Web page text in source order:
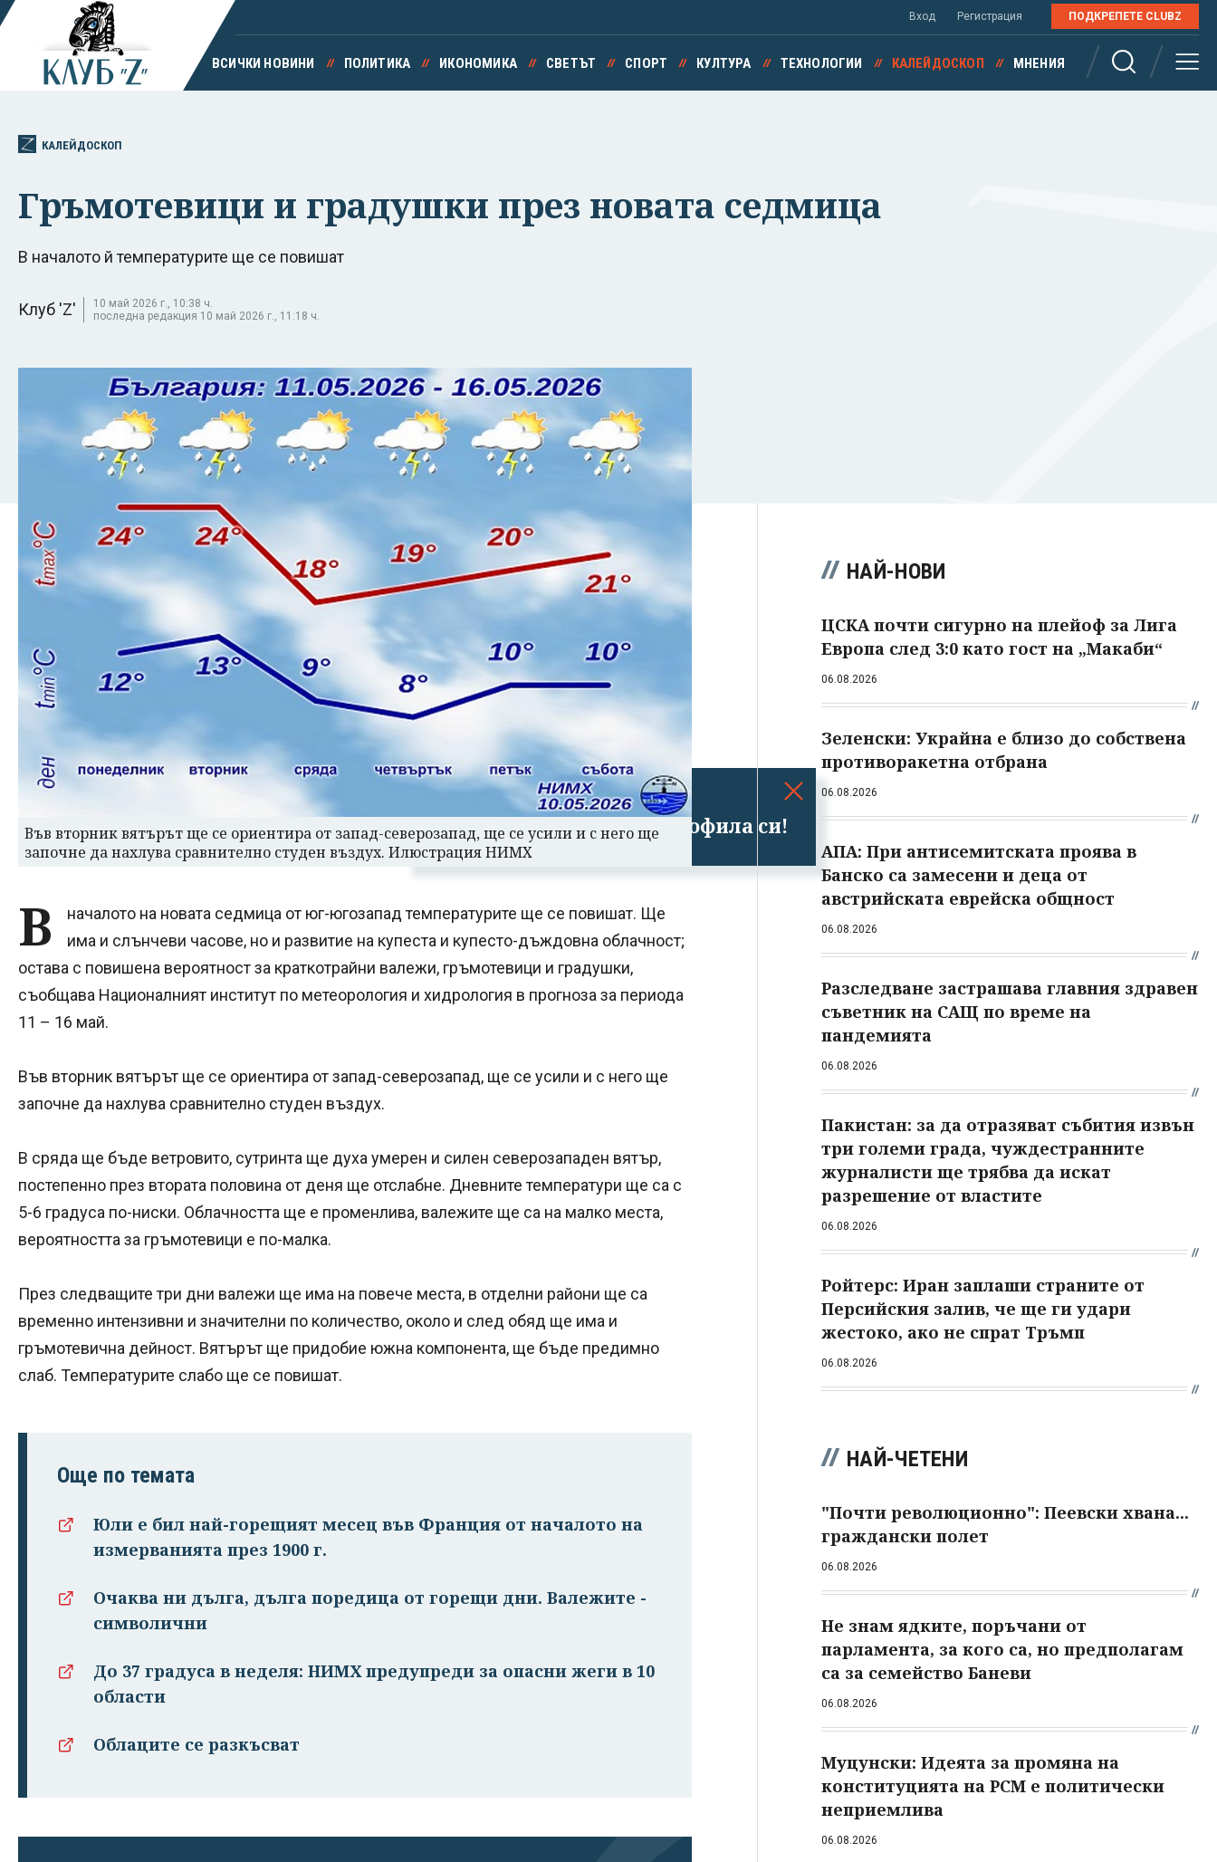
Успешно излязохте от профила си!
Вход Регистрация ПОДКРЕПЕТЕ CLUBZ
ВСИЧКИ НОВИНИ ПОЛИТИКА ИКОНОМИКА СВЕТЪТ СПОРТ КУЛТУРА ТЕХНОЛОГИИ КАЛЕЙДОСКОП МНЕНИЯ
КАЛЕЙДОСКОП
Гръмотевици и градушки през новата седмица
В началото й температурите ще се повишат
Клуб 'Z'
10 май 2026 г., 10:38 ч.
последна редакция 10 май 2026 г., 11:18 ч.
Във вторник вятърът ще се ориентира от запад-северозапад, ще се усили и с него ще
започне да нахлува сравнително студен въздух. Илюстрация НИМХ
В
началото на новата седмица от юг-югозапад температурите ще се повишат. Ще
има и слънчеви часове, но и развитие на купеста и купесто-дъждовна облачност;
остава с повишена вероятност за краткотрайни валежи, гръмотевици и градушки,
съобщава Националният институт по метеорология и хидрология в прогноза за периода
11 – 16 май.
Във вторник вятърът ще се ориентира от запад-северозапад, ще се усили и с него ще
започне да нахлува сравнително студен въздух.
В сряда ще бъде ветровито, сутринта ще духа умерен и силен северозападен вятър,
постепенно през втората половина от деня ще отслабне. Дневните температури ще са с
5-6 градуса по-ниски. Облачността ще е променлива, валежите ще са на малко места,
вероятността за гръмотевици е по-малка.
През следващите три дни валежи ще има на повече места, в отделни райони ще са
временно интензивни и значителни по количество, около и след обяд ще има и
гръмотевична дейност. Вятърът ще придобие южна компонента, ще бъде предимно
слаб. Температурите слабо ще се повишат.
Още по темата
Юли е бил най-горещият месец във Франция от началото на
измерванията през 1900 г.
Очаква ни дълга, дълга поредица от горещи дни. Валежите -
символични
До 37 градуса в неделя: НИМХ предупреди за опасни жеги в 10
области
Облаците се разкъсват
НАЙ-НОВИ
ЦСКА почти сигурно на плейоф за Лига
Европа след 3:0 като гост на „Макаби“
06.08.2026
Зеленски: Украйна е близо до собствена
противоракетна отбрана
06.08.2026
АПА: При антисемитската проява в
Банско са замесени и деца от
австрийската еврейска общност
06.08.2026
Разследване застрашава главния здравен
съветник на САЩ по време на
пандемията
06.08.2026
Пакистан: за да отразяват събития извън
три големи града, чуждестранните
журналисти ще трябва да искат
разрешение от властите
06.08.2026
Ройтерс: Иран заплаши страните от
Персийския залив, че ще ги удари
жестоко, ако не спрат Тръмп
06.08.2026
НАЙ-ЧЕТЕНИ
"Почти революционно": Пеевски хвана...
граждански полет
06.08.2026
Не знам ядките, поръчани от
парламента, за кого са, но предполагам
са за семейство Баневи
06.08.2026
Муцунски: Идеята за промяна на
конституцията на РСМ е политически
неприемлива
06.08.2026